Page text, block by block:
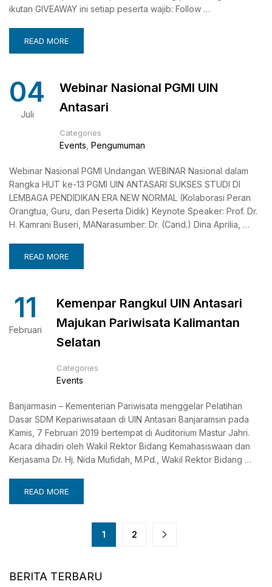
ikutan GIVEAWAY ini setiap peserta wajib: Follow …
READ MORE
04
Juli
Webinar Nasional PGMI UIN
Antasari
Categories
Events Pengumuman
Webinar Nasional PGMI Undangan WEBINAR Nasional dalam
Rangka HUT ke-13 PGMI UIN ANTASARI SUKSES STUDI DI
LEMBAGA PENDIDIKAN ERA NEW NORMAL (Kolaborasi Peran
Orangtua, Guru, dan Peserta Didik) Keynote Speaker: Prof. Dr.
H. Kamrani Buseri, MANarasumber: Dr. (Cand.) Dina Aprilia, …
READ MORE
11
Februari
Kemenpar Rangkul UIN Antasari
Majukan Pariwisata Kalimantan
Selatan
Categories
Events
Banjarmasin – Kementerian Pariwisata menggelar Pelatihan
Dasar SDM Kepariwisataan di UIN Antasari Banjaramsin pada
Kamis, 7 Februari 2019 bertempat di Auditorium Mastur Jahri.
Acara dihadiri oleh Wakil Rektor Bidang Kemahasiswaan dan
Kerjasama Dr. Hj. Nida Mufidah, M.Pd., Wakil Rektor Bidang …
READ MORE
1 2
BERITA TERBARU